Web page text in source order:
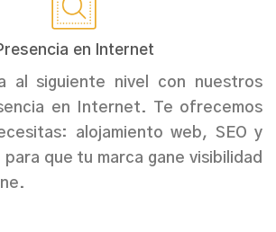
en Internet
al siguiente nivel con nuestros
en Internet. Te ofrecemos
alojamiento web, SEO y
que tu marca gane visibilidad